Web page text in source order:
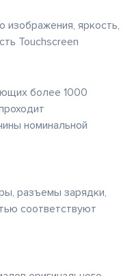
изображения, яркость,
Touchscreen
более 1000
номинальной
разъемы зарядки,
соответствуют